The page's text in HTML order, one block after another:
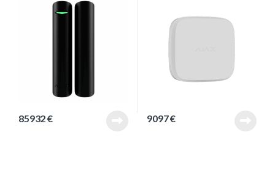
85932€ 9097€